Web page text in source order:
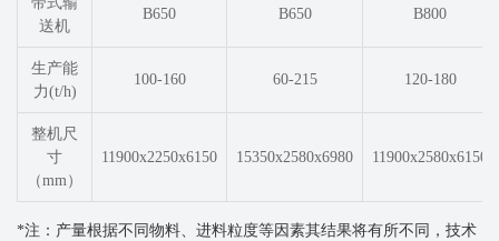
送机
B650 B650 B800
生产能
力(t/h)
100-160 60-215 120-180
整机尺
寸
（mm）
11900x2250x6150 15350x2580x6980 11900x2580x6150
*注：产量根据不同物料、进料粒度等因素其结果将有所不同，技术